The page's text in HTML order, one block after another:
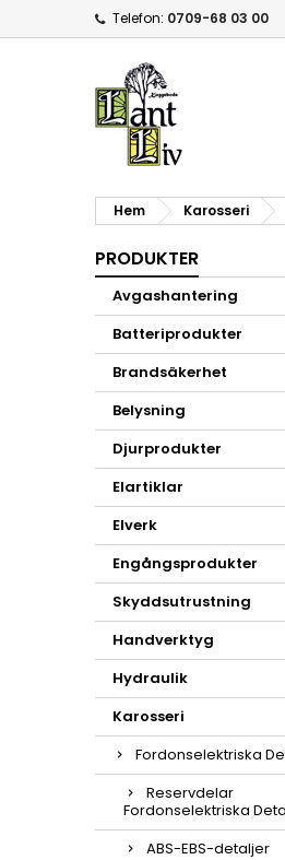
Telefon: 0709-68 03 00
Hem Karosseri
PRODUKTER
Avgashantering
Batteriprodukter
Brandsäkerhet
Belysning
Djurprodukter
Elartiklar
Elverk
Engångsprodukter
Skyddsutrustning
Handverktyg
Hydraulik
Karosseri
Fordonselektriska
Reservdelar
Fordonselektriska
ABS-EBS-detaljer